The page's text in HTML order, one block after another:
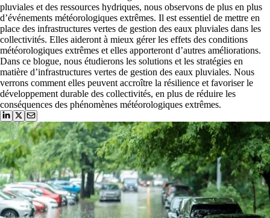
pluviales et des ressources hydriques, nous observons de plus en plus
d’événements météorologiques extrêmes. Il est essentiel de mettre en
place des infrastructures vertes de gestion des eaux pluviales dans les
collectivités. Elles aideront à mieux gérer les effets des conditions
météorologiques extrêmes et elles apporteront d’autres améliorations.
Dans ce blogue, nous étudierons les solutions et les stratégies en
matière d’infrastructures vertes de gestion des eaux pluviales. Nous
verrons comment elles peuvent accroître la résilience et favoriser le
développement durable des collectivités, en plus de réduire les
conséquences des phénomènes météorologiques extrêmes.